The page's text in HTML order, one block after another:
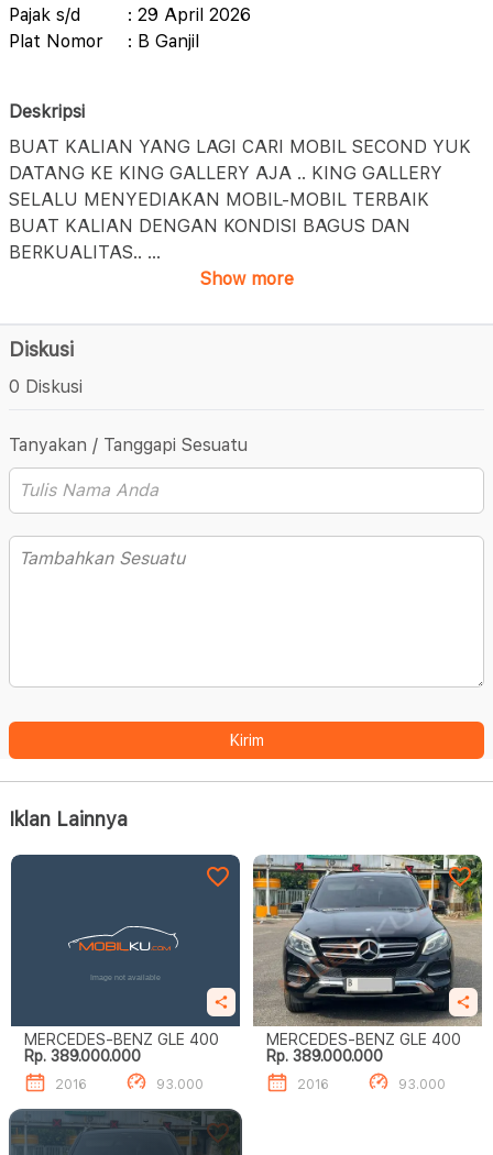
Pajak s/d
: 29 April 2026
Plat Nomor
: B Ganjil
Deskripsi
BUAT KALIAN YANG LAGI CARI MOBIL SECOND YUK
DATANG KE KING GALLERY AJA .. KING GALLERY
SELALU MENYEDIAKAN MOBIL-MOBIL TERBAIK
BUAT KALIAN DENGAN KONDISI BAGUS DAN
BERKUALITAS.. ...
Show more
Diskusi
0 Diskusi
Tanyakan / Tanggapi Sesuatu
Kirim
Iklan Lainnya
MERCEDES-BENZ GLE 400
Rp. 389.000.000
2016 93.000
MERCEDES-BENZ GLE 400
Rp. 389.000.000
2016 93.000